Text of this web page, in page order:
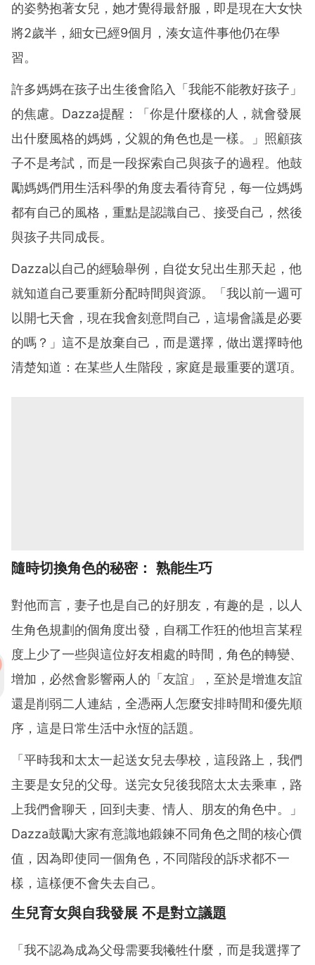
的姿勢抱著女兒，她才覺得最舒服，即是現在大女快
將2歲半，細女已經9個月，湊女這件事他仍在學
習。
許多媽媽在孩子出生後會陷入「我能不能教好孩子」
的焦慮。Dazza提醒：「你是什麼樣的人，就會發展
出什麼風格的媽媽，父親的角色也是一樣。」照顧孩
子不是考試，而是一段探索自己與孩子的過程。他鼓
勵媽媽們用生活科學的角度去看待育兒，每一位媽媽
都有自己的風格，重點是認識自己、接受自己，然後
與孩子共同成長。
Dazza以自己的經驗舉例，自從女兒出生那天起，他
就知道自己要重新分配時間與資源。「我以前一週可
以開七天會，現在我會刻意問自己，這場會議是必要
的嗎？」這不是放棄自己，而是選擇，做出選擇時他
清楚知道：在某些人生階段，家庭是最重要的選項。
隨時切換角色的秘密： 熟能生巧
對他而言，妻子也是自己的好朋友，有趣的是，以人
生角色規劃的個角度出發，自稱工作狂的他坦言某程
度上少了一些與這位好友相處的時間，角色的轉變、
增加，必然會影響兩人的「友誼」，至於是增進友誼
還是削弱二人連結，全憑兩人怎麼安排時間和優先順
序，這是日常生活中永恆的話題。
「 平時我和太太一起送女兒去學校，這段路上，我們
主要是女兒的父母。送完女兒後我陪太太去乘車，路
上我們會聊天，回到夫妻、情人、朋友的角色中。」
Dazza鼓勵大家有意識地鍛鍊不同角色之間的核心價
值，因為即使同一個角色，不同階段的訴求都不一
樣，這樣便不會失去自己。
生兒育女與自我發展 不是對立議題
「我不認為成為父母需要我犧牲什麼，而是我選擇了